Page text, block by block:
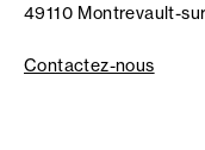
49110 Montrevault-
Contactez-nous